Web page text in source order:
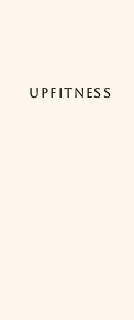
UpFitness